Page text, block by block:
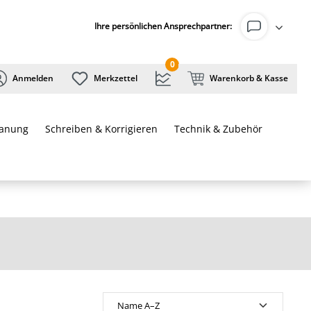
Ihre persönlichen Ansprechpartner:
Anmelden Merkzettel
0
Warenkorb & Kasse
Schreiben & Korrigieren Technik & Zubehör